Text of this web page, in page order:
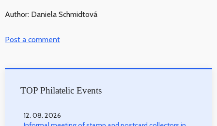
Author: Daniela Schmidtová
Post a comment
TOP Philatelic Events
12. 08. 2026